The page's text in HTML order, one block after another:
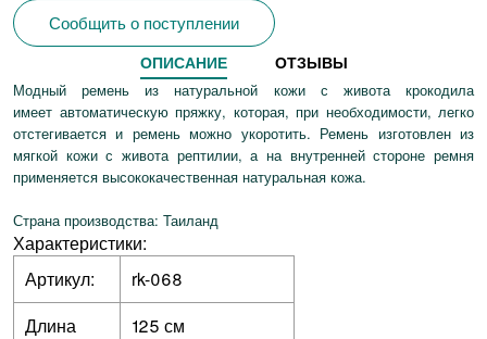
Сообщить о поступлении
ОПИСАНИЕ ОТЗЫВЫ
Модный ремень из натуральной кожи с живота крокодила
имеет автоматическую пряжку, которая, при необходимости, легко
отстегивается и ремень можно укоротить. Ремень изготовлен из
мягкой кожи с живота рептилии, а на внутренней стороне ремня
применяется высококачественная натуральная кожа.
Страна производства: Таиланд
Характеристики:
Артикул:
rk-068
Длина
125 см